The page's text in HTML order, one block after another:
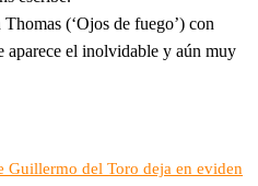
Thomas (‘Ojos de fuego’) con
aparece el inolvidable y aún muy
Guillermo del Toro deja en eviden